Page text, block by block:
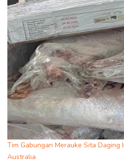
Tim Gabungan Merauke Sita Daging
Australia